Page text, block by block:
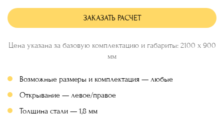
ЗАКАЗАТЬ РАСЧЕТ
Цена указана за базовую комплектацию и габариты: 2100 х 900
мм
Возможные размеры и комплектация — любые
Открывание — левое/правое
Толщина стали — 1,8 мм